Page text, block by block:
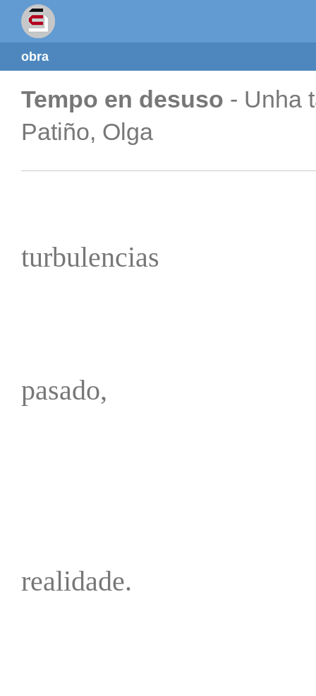
obra
Tempo en desuso - Unha
Patiño, Olga
turbulencias
pasado,
realidade.